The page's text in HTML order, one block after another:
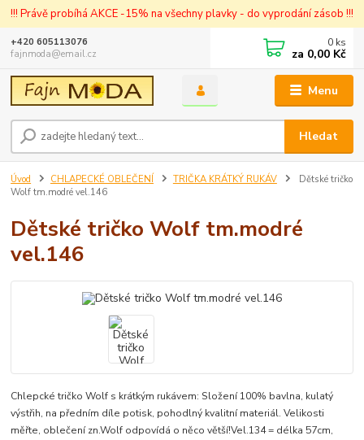
!!! Právě probíhá AKCE -15% na všechny plavky - do vyprodání zásob !!!
Menu
Hledat
+420 605113076
fajnmoda@email.cz
0 ks
za 0,00 Kč
Úvod CHLAPECKÉ OBLEČENÍ TRIČKA KRÁTKÝ RUKÁV
Dětské tričko
Wolf tm.modré vel.146
Dětské tričko Wolf tm.modré
vel.146
Chlepcké tričko Wolf s krátkým rukávem: Složení 100% bavlna, kulatý
výstřih, na předním díle potisk, pohodlný kvalitní materiál. Velikosti
měřte, oblečení zn.Wolf odpovídá o něco větší!Vel.134 = délka 57cm,